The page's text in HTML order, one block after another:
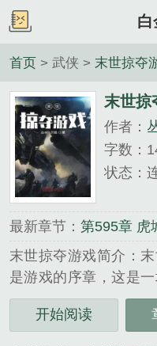
白
首页 > 武侠 > 末世掠夺
末世掠
作者：
字数：
状态：
最新章节： 第595章 虎
末世掠夺游戏简介：
是游戏的序章，这是
雄争霸的游戏，更是
游戏之始，丧尸惊现
开始阅读